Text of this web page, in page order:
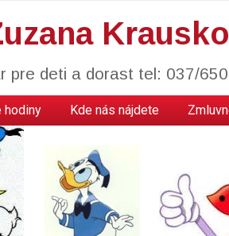
pre deti a dorast tel: 037/
hodiny Kde nás nájdete